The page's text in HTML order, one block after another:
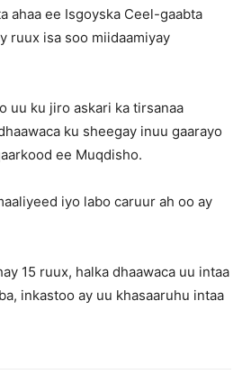
ahaa ee Isgoyska Ceel-gaabta
ruux isa soo miidaamiyay
uu ku jiro askari ka tirsanaa
ku sheegay inuu gaarayo
ee Muqdisho.
iyo labo caruur ah oo ay
15 ruux, halka dhaawaca uu intaa
inkastoo ay uu khasaaruhu intaa